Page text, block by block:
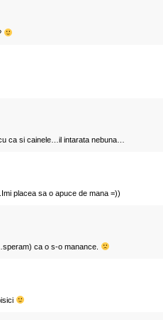
ca si cainele…il intarata nebuna…
placea sa o apuce de mana =))
ca o s-o manance.